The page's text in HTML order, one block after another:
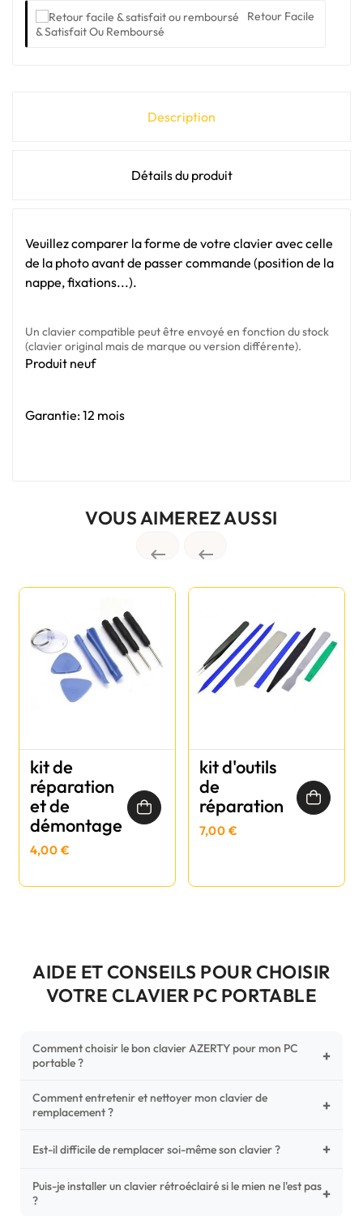
Retour Facile
& Satisfait Ou Remboursé
Description
Détails du produit
Veuillez comparer la forme de votre clavier avec celle
de la photo avant de passer commande (position de la
nappe, fixations...).
Un clavier compatible peut être envoyé en fonction du stock
(clavier original mais de marque ou version différente).
Produit neuf
Garantie: 12 mois
VOUS AIMEREZ AUSSI
 
kit de
réparation
et de
démontage
4,00 €
kit d'outils
de
réparation
7,00 €
AIDE ET CONSEILS POUR CHOISIR
VOTRE CLAVIER PC PORTABLE
Comment choisir le bon clavier AZERTY pour mon PC
portable ?
+
Pour ne pas vous tromper, vérifiez trois points critiques sur
votre clavier d'origine : la disposition (AZERTY Français), la
photos HD) et l'emplacement des fixations (vis ou clips) au
Comment entretenir et nettoyer mon clavier de
remplacement ?
+
Un entretien régulier prolonge la vie de vos touches.
poussières sous les mécanismes. Pour le nettoyage,
privilégiez un chiffon microfibre très légèrement humide.
Est-il difficile de remplacer soi-même son clavier ? +
C'est une réparation accessible et très économique ! La
plupart des claviers sont simplement clipsés ou maintenus
Puis-je installer un clavier rétroéclairé si le mien ne l'est pas
?
+